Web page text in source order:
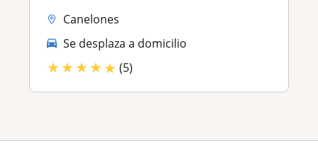
Canelones
Se desplaza a domicilio
★★★★★ (5)